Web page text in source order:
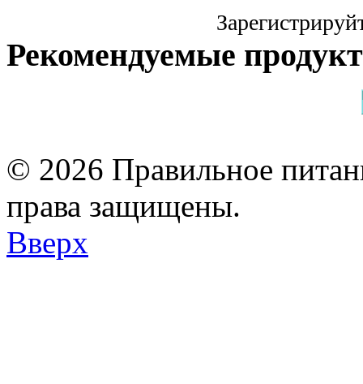
Рекомендуемые
© 2026 Правильное
права защищены.
Вверх